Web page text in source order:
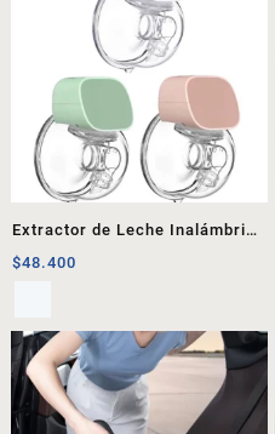
Extractor de Leche Inalámbrico
1
$48.400